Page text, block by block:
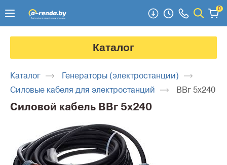
0
Каталог
Каталог
Генераторы (электростанции)
Силовые кабеля для электростанций
ВВг 5x240
Силовой кабель ВВг 5x240